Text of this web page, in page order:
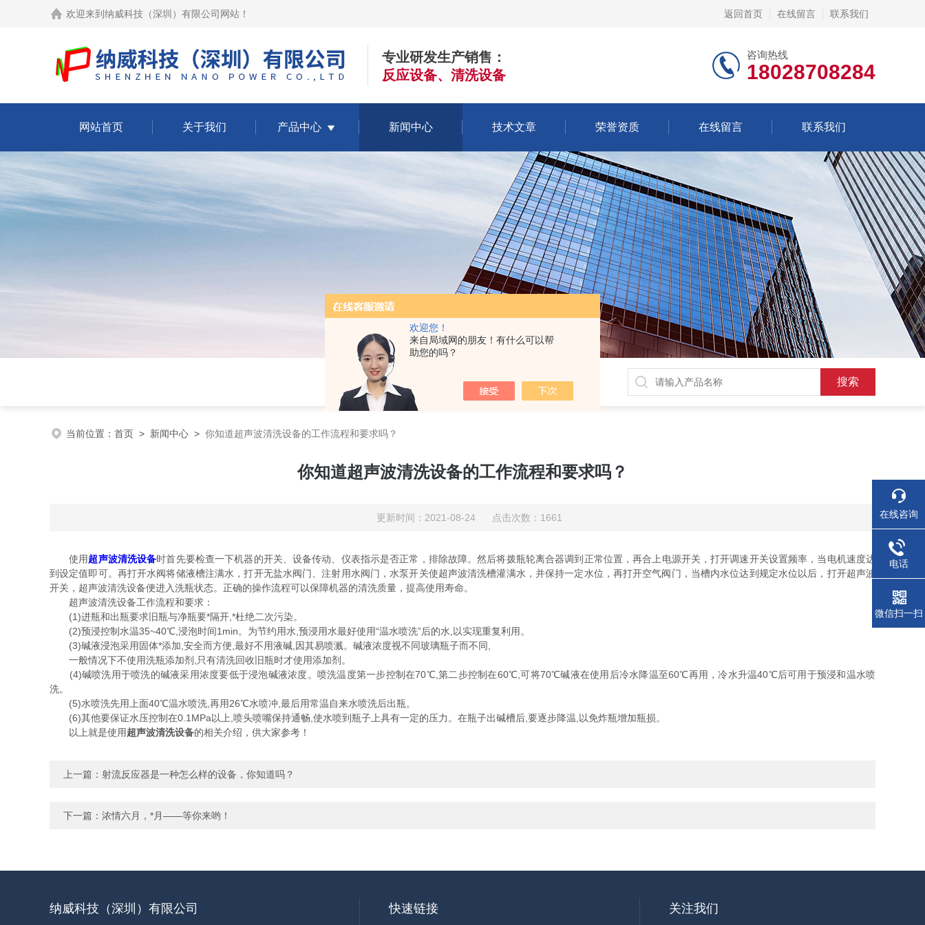
欢迎您！
来自局域网的朋友！有什么可以帮
助您的吗？
欢迎来到 纳威科技（深圳）有限公司网站 ！ 返回首页 在线留言 联系我们
专业研发生产销售：
反应设备、清洗设备
咨询热线
18028708284
网站首页 关于我们 产品中心 新闻中心 技术文章 荣誉资质 在线留言 联系我们
当前位置： 首页 > 新闻中心 > 你知道超声波清洗设备的工作流程和要求吗？
你知道超声波清洗设备的工作流程和要求吗？
更新时间：2021-08-24 点击次数：1661
使用超声波清洗设备时首先要检查一下机器的开关、设备传动、仪表指示是否正常，排除故障。然后将拨瓶轮离合器调到正常位置，再合上电源开关，打开调速开关设置频率，当电机速度达
到设定值即可。再打开水阀将储液槽注满水，打开无盐水阀门、注射用水阀门，水泵开关使超声波清洗槽灌满水，并保持一定水位，再打开空气阀门，当槽内水位达到规定水位以后，打开超声波
开关，超声波清洗设备便进入洗瓶状态。正确的操作流程可以保障机器的清洗质量，提高使用寿命。
超声波清洗设备工作流程和要求：
(1)进瓶和出瓶要求旧瓶与净瓶要*隔开,*杜绝二次污染。
(2)预浸控制水温35~40℃,浸泡时间1min。为节约用水,预浸用水最好使用“温水喷洗”后的水,以实现重复利用。
(3)碱液浸泡采用固体*添加,安全而方便,最好不用液碱,因其易喷溅。碱液浓度视不同玻璃瓶子而不同,
一般情况下不使用洗瓶添加剂,只有清洗回收旧瓶时才使用添加剂。
(4)碱喷洗用于喷洗的碱液采用浓度要低于浸泡碱液浓度。喷洗温度第一步控制在70℃,第二步控制在60℃,可将70℃碱液在使用后冷水降温至60℃再用，冷水升温40℃后可用于预浸和温水喷
洗。
(5)水喷洗先用上面40℃温水喷洗,再用26℃水喷冲,最后用常温自来水喷洗后出瓶。
(6)其他要保证水压控制在0.1MPa以上,喷头喷嘴保持通畅,使水喷到瓶子上具有一定的压力。在瓶子出碱槽后,要逐步降温,以免炸瓶增加瓶损。
以上就是使用超声波清洗设备的相关介绍，供大家参考！
上一篇： 射流反应器是一种怎么样的设备，你知道吗？
下一篇： 浓情六月，*月——等你来哟！
纳威科技（深圳）有限公司 快速链接 关注我们
在线咨询
电话
微信扫一扫